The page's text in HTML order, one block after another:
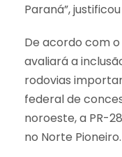
Paraná”,
De acordo com
avaliará a
rodovias
federal de
noroeste, a PR-
no Norte Pioneiro.